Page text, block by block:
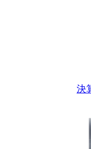
決